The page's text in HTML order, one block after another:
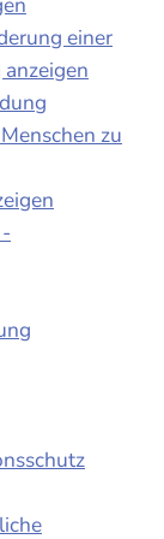
einer
zu